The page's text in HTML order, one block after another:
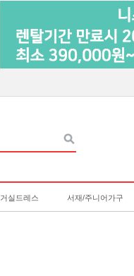
거실드레스 서재/주니어가구